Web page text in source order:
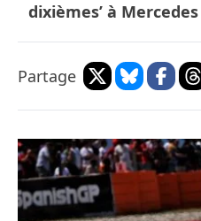
dixièmes’ à
Partage